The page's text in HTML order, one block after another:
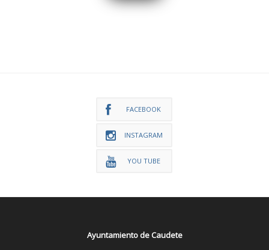
FACEBOOK
INSTAGRAM
YOU TUBE
Ayuntamiento de Caudete